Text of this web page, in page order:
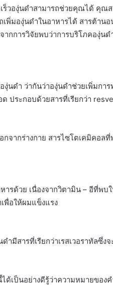
ร็วองุ่นดำสามารถช่วยคุณได้ คุณ
พิ่มองุ่นดำในอาหารได้ สารต้า
ากการวิจัยพบว่าการบริโภคองุ่น
ดำ ว่ากันว่าองุ่นดำช่วยเพิ่มการ
ประกอบด้วยสารที่เรียกว่า
จากร่างกาย สารไซโตเคมิคอ
รด้วย เนื่องจากวิตามิน – อีที่พ
พื่อให้ผมแข็งแรง
มีสารที่เรียกว่าเรสเวอราทัลซึ่
ด้เป็นอย่างดีรู้ว่าความหมายของ